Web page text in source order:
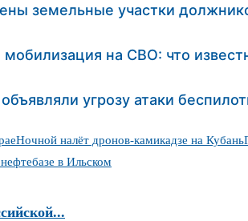
земельные участки
на СВО: что
угрозу атаки
Ночной налёт дронов-камикадзе на Кубань
в Ильском